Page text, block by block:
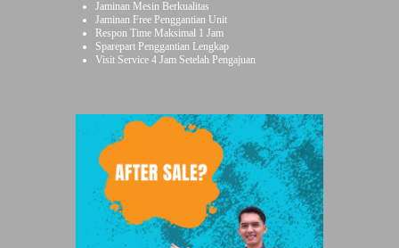
Jaminan Mesin Berkualitas
Jaminan Free Penggantian Unit
Respon Time Maksimal 1 Jam
Sparepart Penggantian Lengkap
Visit Service 4 Jam Setelah Pengajuan